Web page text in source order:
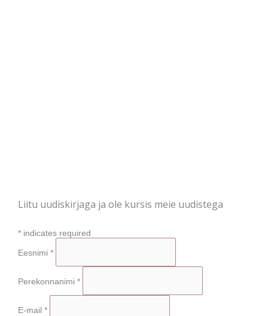
Liitu uudiskirjaga ja ole kursis meie uudistega
* indicates required
Eesnimi *
Perekonnanimi *
E-mail *